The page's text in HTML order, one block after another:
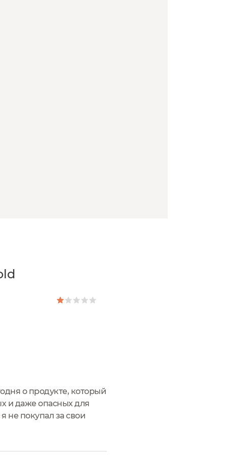
о продукте, который
и даже опасных для
не покупал за свои